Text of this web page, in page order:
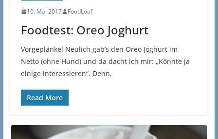
10. Mai 2017 FoodLoaf
Foodtest: Oreo Joghurt
Vorgeplänkel Neulich gab’s den Oreo Joghurt im
Netto (ohne Hund) und da dacht ich mir: „Könnte ja
einige interessieren“. Denn,
Read More